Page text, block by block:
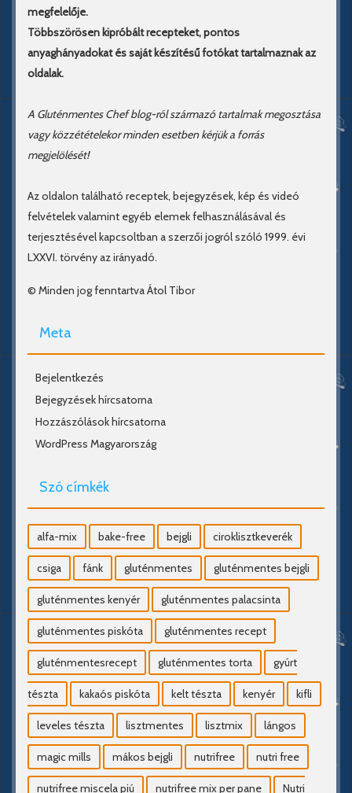
megfelelője.
Többszörösen kipróbált recepteket, pontos
anyaghányadokat és saját készítésű fotókat tartalmaznak az
oldalak.
A Gluténmentes Chef blog-ról származó tartalmak megosztása
vagy közzétételekor minden esetben kérjük a forrás
megjelölését!
Az oldalon található receptek, bejegyzések, kép és videó
felvételek valamint egyéb elemek felhasználásával és
terjesztésével kapcsoltban a szerzői jogról szóló 1999. évi
LXXVI. törvény az irányadó.
© Minden jog fenntartva Átol Tibor
Meta
Bejelentkezés
Bejegyzések hírcsatorna
Hozzászólások hírcsatorna
WordPress Magyarország
Szó címkék
alfa-mix bake-free bejgli ciroklisztkeverék
csiga fánk gluténmentes gluténmentes bejgli
gluténmentes kenyér gluténmentes palacsinta
gluténmentes piskóta gluténmentes recept
gluténmentesrecept gluténmentes torta gyúrt
tészta kakaós piskóta kelt tészta kenyér kifli
leveles tészta lisztmentes lisztmix lángos
magic mills mákos bejgli nutrifree nutri free
nutrifree miscela piú nutrifree mix per pane Nutri